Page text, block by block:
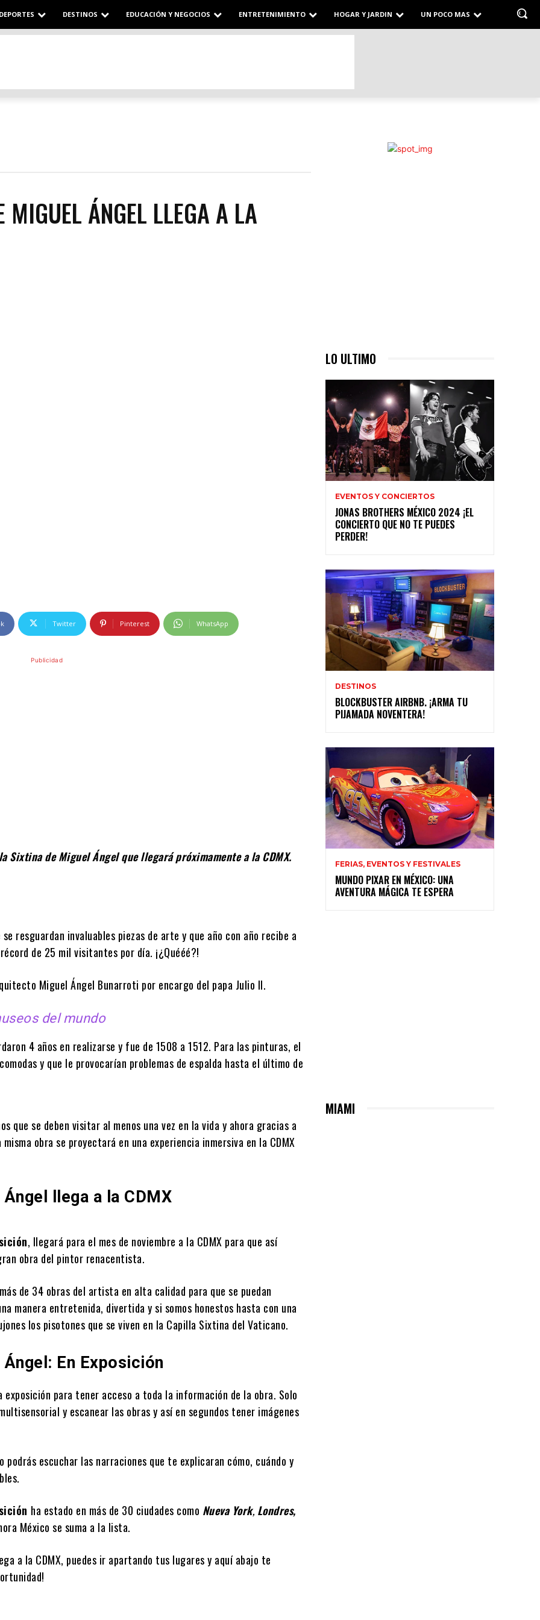
DEPORTES DESTINOS EDUCACIÓN Y NEGOCIOS ENTRETENIMIENTO HOGAR Y JARDIN UN POCO MAS
ÁNGEL LLEGA A LA
Twitter Pinterest WhatsApp
Publicidad
Sixtina de Miguel Ángel que llegará próximamente a la CDMX.
resguardan invaluables piezas de arte y que año con año recibe a
de 25 mil visitantes por día. ¡¿Quééé?!
Miguel Ángel Bunarroti por encargo del papa Julio II.
del mundo
4 años en realizarse y fue de 1508 a 1512. Para las pinturas, el
y que le provocarían problemas de espalda hasta el último de
que se deben visitar al menos una vez en la vida y ahora gracias a
obra se proyectará en una experiencia inmersiva en la CDMX
llega a la CDMX
, llegará para el mes de noviembre a la CDMX para que así
obra del pintor renacentista.
de 34 obras del artista en alta calidad para que se puedan
manera entretenida, divertida y si somos honestos hasta con una
los pisotones que se viven en la Capilla Sixtina del Vaticano.
En Exposición
para tener acceso a toda la información de la obra. Solo
y escanear las obras y así en segundos tener imágenes
escuchar las narraciones que te explicaran cómo, cuándo y
ha estado en más de 30 ciudades como Nueva York,Londres,
México se suma a la lista.
a la CDMX, puedes ir apartando tus lugares y aquí abajo te
LO ULTIMO
EVENTOS Y CONCIERTOS
JONAS BROTHERS MÉXICO 2024 ¡EL
CONCIERTO QUE NO TE PUEDES
PERDER!
DESTINOS
BLOCKBUSTER AIRBNB. ¡ARMA TU
PIJAMADA NOVENTERA!
FERIAS, EVENTOS Y FESTIVALES
MUNDO PIXAR EN MÉXICO: UNA
AVENTURA MÁGICA TE ESPERA
MIAMI